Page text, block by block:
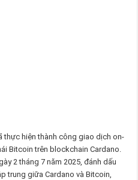
thực hiện thành công giao dịch on-
Bitcoin trên blockchain Cardano.
2 tháng 7 năm 2025, đánh dấu
trung giữa Cardano và Bitcoin,